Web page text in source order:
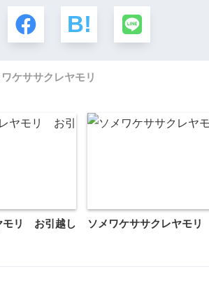
ケササクレヤモリ
モリ お引越し ソメワケササクレヤモ